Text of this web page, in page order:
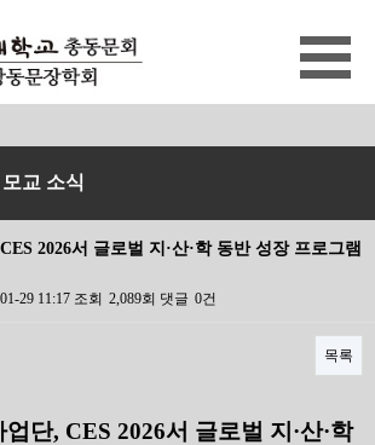
모교 소식
2026서 글로벌 지·산·학 동반 성장 프로그램
29 11:17 조회 2,089회 댓글 0건
목록
업단, CES 2026서 글로벌 지 ·산·학